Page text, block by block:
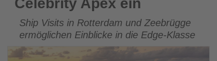
Tourismus
los
ist!
Celebrity Apex ein
Ship Visits in Rotterdam und Zeebrügge
ermöglichen Einblicke in die Edge-Klasse